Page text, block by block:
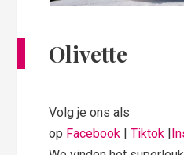
Olivette
Volg je ons als
op Facebook |Tiktok